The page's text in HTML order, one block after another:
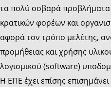
τα πολύ σοβαρά προβλήματα
κρατικών φορέων και
αφορά τον τρόπο μελέτης,
προμήθειας και χρήσης
λογισμικού (software)
Η ΕΠΕ έχει επίσης